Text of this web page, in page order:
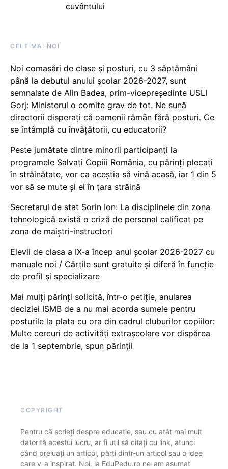
cuvântului
CELE MAI NOI
Noi comasări de clase și posturi, cu 3 săptămâni
până la debutul anului școlar 2026-2027, sunt
semnalate de Alin Badea, prim-vicepreședinte USLI
Gorj: Ministerul o comite grav de tot. Ne sună
directorii disperați că oamenii rămân fără posturi. Ce
se întâmplă cu învățătorii, cu educatorii?
Peste jumătate dintre minorii participanți la
programele Salvați Copiii România, cu părinți plecați
în străinătate, vor ca aceștia să vină acasă, iar 1 din 5
vor să se mute și ei în țara străină
Secretarul de stat Sorin Ion: La disciplinele din zona
tehnologică există o criză de personal calificat pe
zona de maiștri-instructori
Elevii de clasa a IX-a încep anul școlar 2026-2027 cu
manuale noi / Cărțile sunt gratuite și diferă în funcție
de profil și specializare
Mai mulți părinți solicită, într-o petiție, anularea
deciziei ISMB de a nu mai acorda sumele pentru
posturile la plata cu ora din cadrul cluburilor copiilor:
Multe cercuri de activități extrașcolare vor dispărea
de la 1 septembrie, spun părinții
COPYRIGHT
Pentru că scrieți despre educație, sau cu atât mai mult
datorită acestui lucru, ar fi util să citați cu link, atunci
când preluați un articol, părți dintr-un articol sau o idee
care v-a inspirat. Noi, la EduPedu.ro ne-am asumat